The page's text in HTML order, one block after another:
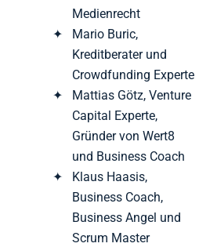
Medienrecht
Mario Buric,
Kreditberater und
Crowdfunding Experte
Mattias Götz, Venture
Capital Experte,
Gründer von Wert8
und Business Coach
Klaus Haasis,
Business Coach,
Business Angel und
Scrum Master